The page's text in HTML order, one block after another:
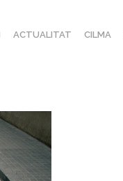
ACTUALITAT CILMA